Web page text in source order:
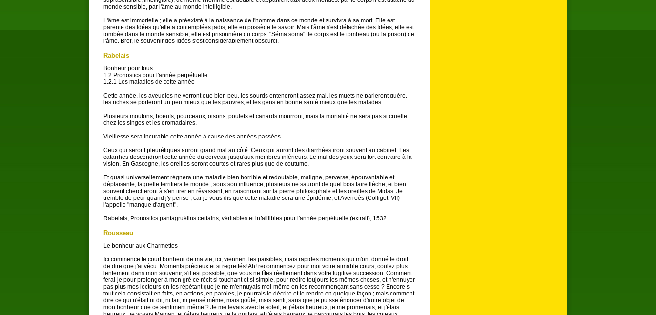
monde sensible, par l'âme au monde intelligible.
L'âme est immortelle ; elle a préexisté à la naissance de l'homme dans ce monde et survivra à sa mort. Elle est
parente des Idées qu'elle a contemplées jadis, elle en possède le savoir. Mais l'âme s'est détachée des Idées, elle est
tombée dans le monde sensible, elle est prisonnière du corps. "Séma soma": le corps est le tombeau (ou la prison) de
l'âme. Bref, le souvenir des Idées s'est considérablement obscurci.
Rabelais
Bonheur pour tous
1.2 Pronostics pour l'année perpétuelle
1.2.1 Les maladies de cette année
Cette année, les aveugles ne verront que bien peu, les sourds entendront assez mal, les muets ne parleront guère,
les riches se porteront un peu mieux que les pauvres, et les gens en bonne santé mieux que les malades.
Plusieurs moutons, boeufs, pourceaux, oisons, poulets et canards mourront, mais la mortalité ne sera pas si cruelle
chez les singes et les dromadaires.
Vieillesse sera incurable cette année à cause des années passées.
Ceux qui seront pleurétiques auront grand mal au côté. Ceux qui auront des diarrhées iront souvent au cabinet. Les
catarrhes descendront cette année du cerveau jusqu'aux membres inférieurs. Le mal des yeux sera fort contraire à la
vision. En Gascogne, les oreilles seront courtes et rares plus que de coutume.
Et quasi universellement régnera une maladie bien horrible et redoutable, maligne, perverse, épouvantable et
déplaisante, laquelle terrifiera le monde ; sous son influence, plusieurs ne sauront de quel bois faire flèche, et bien
souvent chercheront à s'en tirer en rêvassant, en raisonnant sur la pierre philosophale et les oreilles de Midas. Je
tremble de peur quand j'y pense ; car je vous dis que cette maladie sera une épidémie, et Averroès (Colliget, VII)
l'appelle "manque d'argent".
Rabelais, Pronostics pantagruélins certains, véritables et infaillibles pour l'année perpétuelle (extrait), 1532
Rousseau
Le bonheur aux Charmettes
Ici commence le court bonheur de ma vie; ici, viennent les paisibles, mais rapides moments qui m'ont donné le droit
de dire que j'ai vécu. Moments précieux et si regrettés! Ah! recommencez pour moi votre aimable cours, coulez plus
lentement dans mon souvenir, s'il est possible, que vous ne fîtes réellement dans votre fugitive succession. Comment
ferai-je pour prolonger à mon gré ce récit si touchant et si simple, pour redire toujours les mêmes choses, et n'ennuyer
pas plus mes lecteurs en les répétant que je ne m'ennuyais moi-même en les recommençant sans cesse ? Encore si
tout cela consistait en faits, en actions, en paroles, je pourrais le décrire et le rendre en quelque façon ; mais comment
dire ce qui n'était ni dit, ni fait, ni pensé même, mais goûté, mais senti, sans que je puisse énoncer d'autre objet de
mon bonheur que ce sentiment même ? Je me levais avec le soleil, et j'étais heureux; je me promenais, et j'étais